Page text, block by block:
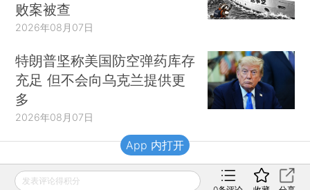
败案被查
2026年08月07日
特朗普坚称美国防空弹药库存
充足 但不会向乌克兰提供更
多
2026年08月07日
财新移动
发表评论得积分
App 内打开